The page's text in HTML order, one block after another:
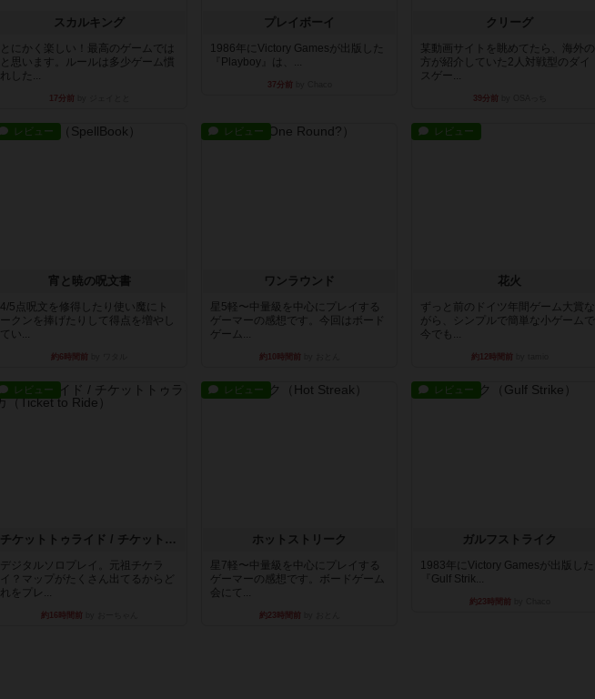
スカルキング
とにかく楽しい！最高のゲームでは
と思います。ルールは多少ゲーム慣
れした...
17分前
プレイボーイ
1986年にVictory Gamesが出版した
『Playboy』は、...
37分前
クリーグ
某動画サイトを眺めてたら、海外の
方が紹介していた2人対戦型のダイ
スゲー...
39分前
レビュー
宵と暁の呪文書
4/5点呪文を修得したり使い魔にト
ークンを捧げたりして得点を増やし
てい...
約6時間前
レビュー
ワンラウンド
星5軽〜中量級を中心にプレイする
ゲーマーの感想です。今回はボード
ゲーム...
約10時間前
レビュー
花火
ずっと前のドイツ年間ゲーム大賞な
がら、シンプルで簡単な小ゲームで
今でも...
約12時間前
レビュー
チケットトゥライド / チケットトゥライドアメリカ
デジタルソロプレイ。元祖チケラ
イ？マップがたくさん出てるからど
れをプレ...
約16時間前
レビュー
ホットストリーク
星7軽〜中量級を中心にプレイする
ゲーマーの感想です。ボードゲーム
会にて...
約23時間前
レビュー
ガルフストライク
1983年にVictory Gamesが出版した
『Gulf Strik...
約23時間前